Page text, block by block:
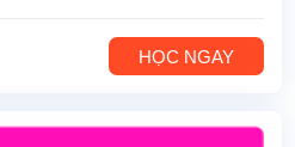
HỌC NGAY